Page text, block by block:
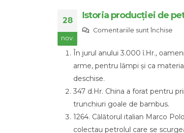
28
nov.
Istoria producției de
Comentariile sunt închise
de
În jurul anului 3.000 î.Hr.,
arme, pentru lămpi și ca
deschise.
347 d.Hr. China a forat pentru
trunchiuri goale de bambus.
1264. Călătorul italian Marco
colectau petrolul care se